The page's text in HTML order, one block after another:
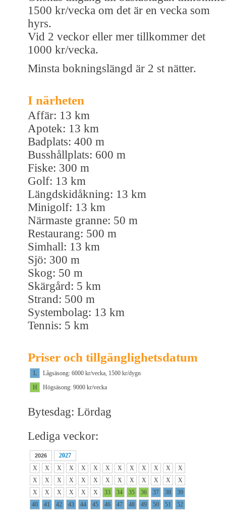
1500 kr/vecka om det är en vecka som
hyrs.
Vid 2 veckor eller mer tillkommer det
1000 kr/vecka.
Minsta bokningslängd är 2 st nätter.
I närheten
Affär: 13 km
Apotek: 13 km
Badplats: 400 m
Busshållplats: 600 m
Fiske: 300 m
Golf: 13 km
Längdskidåkning: 13 km
Minigolf: 13 km
Närmaste granne: 50 m
Restaurang: 500 m
Simhall: 13 km
Sjö: 300 m
Skog: 50 m
Skärgård: 5 km
Strand: 500 m
Systembolag: 13 km
Tennis: 5 km
Priser och tillgänglighetsdatum
L
Lågsäsong: 6000 kr/vecka, 1500 kr/dygn
H
Högsäsong: 9000 kr/vecka
Bytesdag: Lördag
Lediga veckor:
2026
2027
X
X X X X X X X X X X X
X
X
X X X X X X X X X X X
X
X
X X X X X 33 34 35 36 37 38
39
40
41 42 43 44 45 46 47 48 49 50 51 52